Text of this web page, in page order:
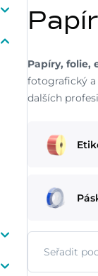
Papíry, folie,
fotografický a
dalších
Seřadit